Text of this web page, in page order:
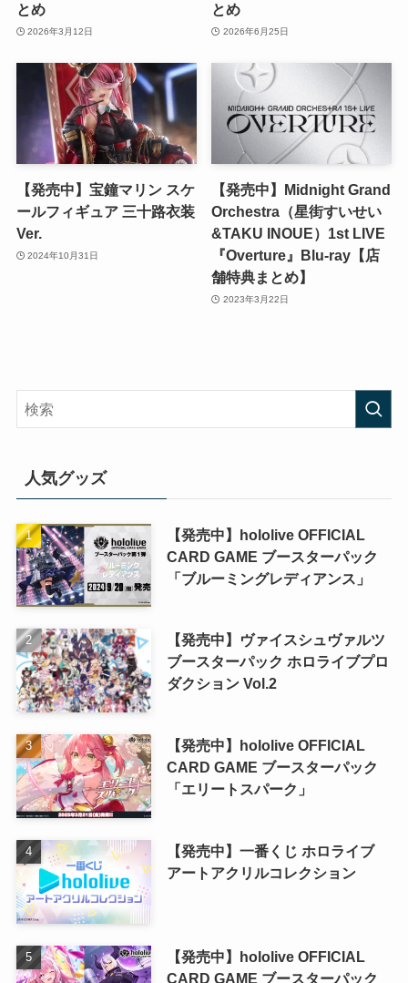
とめ
2026年3月12日
とめ
2026年6月25日
【発売中】宝鐘マリン スケ
ールフィギュア 三十路衣装
Ver.
2024年10月31日
【発売中】Midnight Grand
Orchestra（星街すいせい
&TAKU INOUE）1st LIVE
『Overture』Blu-ray【店
舗特典まとめ】
2023年3月22日
人気グッズ
【発売中】hololive OFFICIAL
CARD GAME ブースターパック
「ブルーミングレディアンス」
【発売中】ヴァイスシュヴァルツ
ブースターパック ホロライブプロ
ダクション Vol.2
【発売中】hololive OFFICIAL
CARD GAME ブースターパック
「エリートスパーク」
【発売中】一番くじ ホロライブ
アートアクリルコレクション
【発売中】hololive OFFICIAL
CARD GAME ブースターパック